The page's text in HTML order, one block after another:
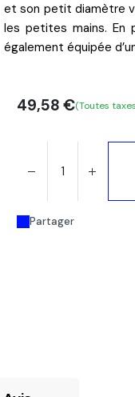
et son petit diamètre
les petites mains. En
également équipée
Partager
49,58 €(Toutes